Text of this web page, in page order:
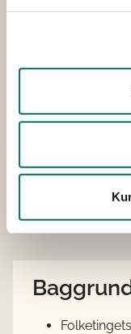
med 10.400
Genbesøge
2023/24 for at
Læs faktaark om
landbrugsoplæg